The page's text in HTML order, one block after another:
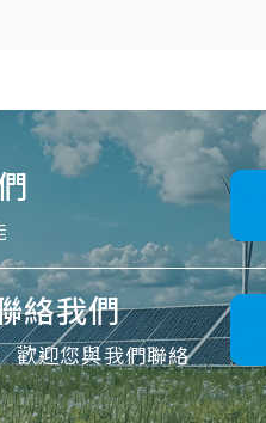
絡我們
歡迎您與我們聯絡